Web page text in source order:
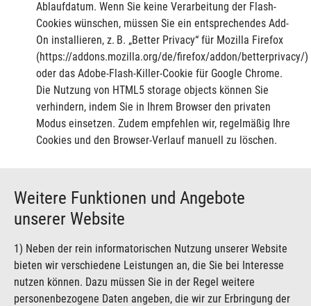
Ablaufdatum. Wenn Sie keine Verarbeitung der Flash-
Cookies wünschen, müssen Sie ein entsprechendes Add-
On installieren, z. B. „Better Privacy“ für Mozilla Firefox
(https://addons.mozilla.org/de/firefox/addon/betterprivacy/)
oder das Adobe-Flash-Killer-Cookie für Google Chrome.
Die Nutzung von HTML5 storage objects können Sie
verhindern, indem Sie in Ihrem Browser den privaten
Modus einsetzen. Zudem empfehlen wir, regelmäßig Ihre
Cookies und den Browser-Verlauf manuell zu löschen.
Weitere Funktionen und Angebote
unserer Website
1) Neben der rein informatorischen Nutzung unserer Website
bieten wir verschiedene Leistungen an, die Sie bei Interesse
nutzen können. Dazu müssen Sie in der Regel weitere
personenbezogene Daten angeben, die wir zur Erbringung der